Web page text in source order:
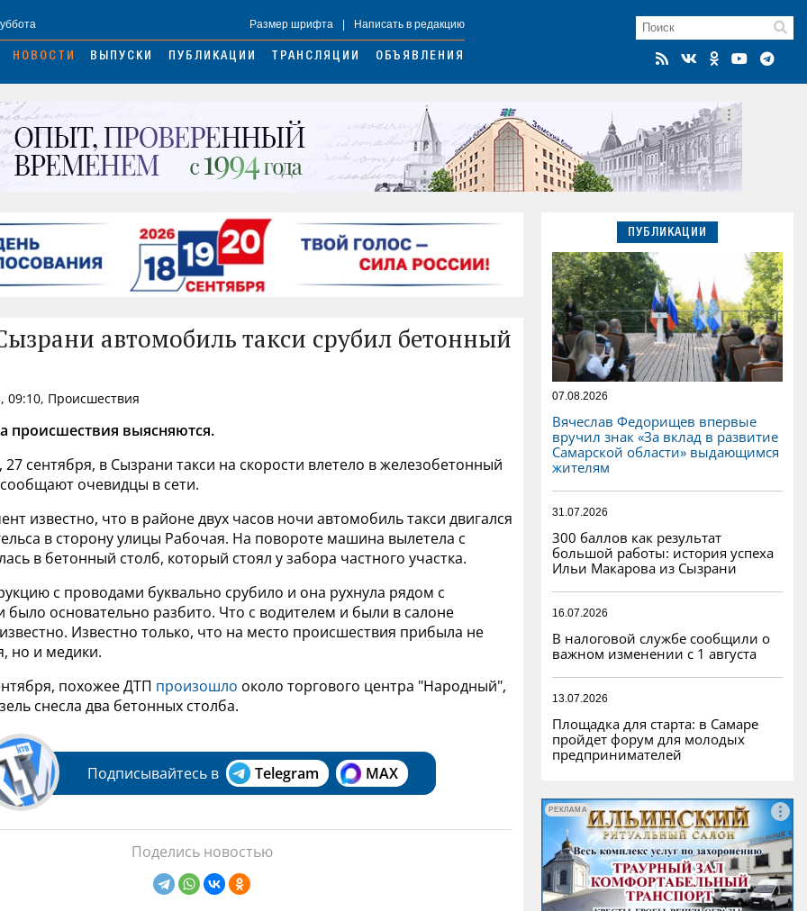
Размер шрифта Написать в редакцию
НОВОСТИ ВЫПУСКИ ПУБЛИКАЦИИ ТРАНСЛЯЦИИ ОБЪЯВЛЕНИЯ
автомобиль такси срубил бетонный
09:10, Происшествия
происшествия выясняются.
сентября, в Сызрани такси на скорости влетело в железобетонный
очевидцы в сети.
известно, что в районе двух часов ночи автомобиль такси двигался
в сторону улицы Рабочая. На повороте машина вылетела с
в бетонный столб, который стоял у забора частного участка.
с проводами буквально срубило и она рухнула рядом с
было основательно разбито. Что с водителем и были в салоне
Известно только, что на место происшествия прибыла не
но и медики.
похожее ДТП произошло около торгового центра "Народный",
снесла два бетонных столба.
Подписывайтесь в Telegram MAX
Поделись новостью
ПУБЛИКАЦИИ
07.08.2026
Вячеслав Федорищев впервые
вручил знак «За вклад в развитие
Самарской области» выдающимся
жителям
31.07.2026
300 баллов как результат
большой работы: история успеха
Ильи Макарова из Сызрани
16.07.2026
В налоговой службе сообщили о
важном изменении с 1 августа
13.07.2026
Площадка для старта: в Самаре
пройдет форум для молодых
предпринимателей
РЕКЛАМА